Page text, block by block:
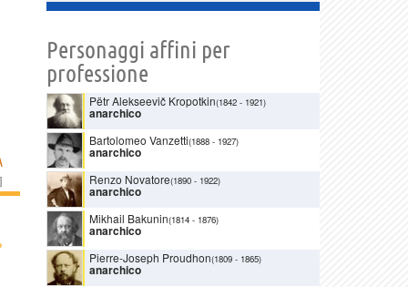
]
Personaggi affini per
professione
Pëtr Alekseevič Kropotkin(1842 - 1921)
anarchico
Bartolomeo Vanzetti(1888 - 1927)
anarchico
Renzo Novatore(1890 - 1922)
anarchico
Mikhail Bakunin(1814 - 1876)
anarchico
Pierre-Joseph Proudhon(1809 - 1865)
anarchico